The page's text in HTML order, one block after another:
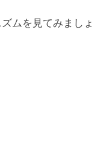
ムを見てみましょ